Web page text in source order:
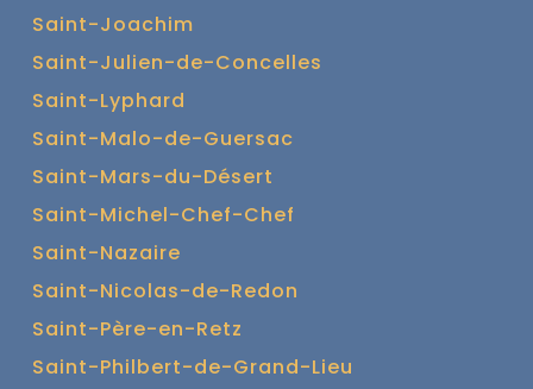
Saint-Joachim
Saint-Julien-de-Concelles
Saint-Lyphard
Saint-Malo-de-Guersac
Saint-Mars-du-Désert
Saint-Michel-Chef-Chef
Saint-Nazaire
Saint-Nicolas-de-Redon
Saint-Père-en-Retz
Saint-Philbert-de-Grand-Lieu